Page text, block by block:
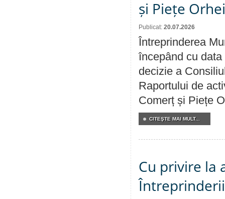
și Piețe
Publicat: 20.07.2026
Întreprinderea
începând cu
decizie a
Raportului de
Comerț și Piețe
CITEŞTE MAI MULT...
Cu privire la